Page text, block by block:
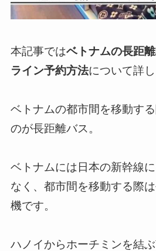
本記事ではベトナムの長距
ライン予約方法について詳し
ベトナムの都市間を移動す
のが長距離バス。
ベトナムには日本の新幹線
なく、都市間を移動する際
機です。
ハノイからホーチミンを結